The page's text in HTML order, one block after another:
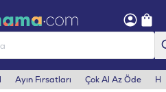
Ayın Fırsatları Çok Al Az Öde